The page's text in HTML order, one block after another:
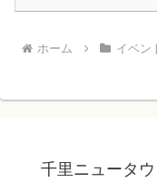
ホーム イベン
千里ニュータ